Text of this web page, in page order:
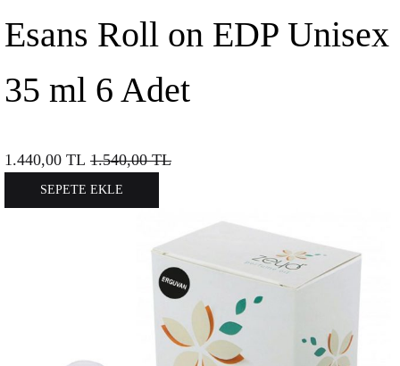
Esans Roll on EDP Unisex
35 ml 6 Adet
1.440,00 TL 1.540,00TL
SEPETE EKLE